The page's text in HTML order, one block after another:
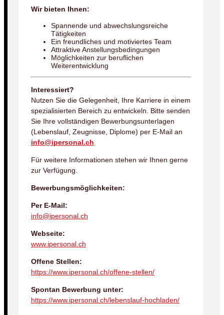
Wir bieten Ihnen:
Spannende und abwechslungsreiche
Tätigkeiten
Ein freundliches und motiviertes Team
Attraktive Anstellungsbedingungen
Möglichkeiten zur beruflichen
Weiterentwicklung
Interessiert?
Nutzen Sie die Gelegenheit, Ihre Karriere in einem
spezialisierten Bereich zu entwickeln. Bitte senden
Sie Ihre vollständigen Bewerbungsunterlagen
(Lebenslauf, Zeugnisse, Diplome) per E-Mail an
info@ipersonal.ch
Für weitere Informationen stehen wir Ihnen gerne
zur Verfügung.
Bewerbungsmöglichkeiten:
Per E-Mail:
info@ipersonal.ch
Webseite:
www.ipersonal.ch
Offene Stellen:
https://www.ipersonal.ch/offene-stellen/
Spontan Bewerbung unter:
https://www.ipersonal.ch/lebenslauf-hochladen/